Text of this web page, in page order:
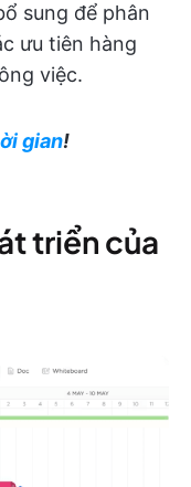
sung để phân
ưu tiên hàng
việc.
gian!
triển của